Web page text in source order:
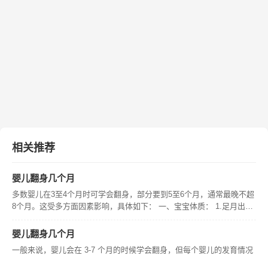
相关推荐
婴儿翻身几个月
多数婴儿在3至4个月时可学会翻身，部分要到5至6个月，通常最晚不超
8个月。这受多方面因素影响，具体如下： 一、宝宝体质： 1.足月出生
龄，在合理矫正月龄能翻身就行。 二、营养： 1.获得充足营养
婴儿翻身几个月
一般来说，婴儿会在 3-7 个月的时候学会翻身，但每个婴儿的发育情况